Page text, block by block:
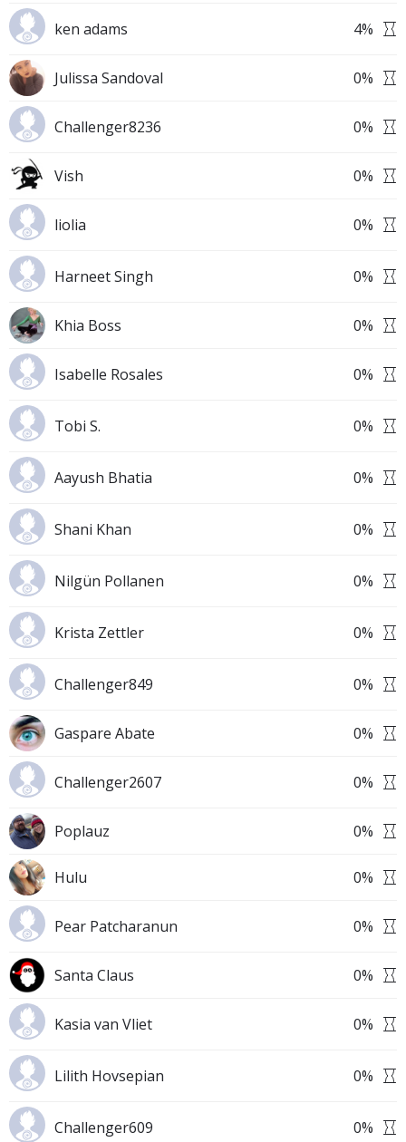
ken adams 4%
Julissa Sandoval 0%
Challenger8236 0%
Vish 0%
liolia 0%
Harneet Singh 0%
Khia Boss 0%
Isabelle Rosales 0%
Tobi S. 0%
Aayush Bhatia 0%
Shani Khan 0%
Nilgün Pollanen 0%
Krista Zettler 0%
Challenger849 0%
Gaspare Abate 0%
Challenger2607 0%
Poplauz 0%
Hulu 0%
Pear Patcharanun 0%
Santa Claus 0%
Kasia van Vliet 0%
Lilith Hovsepian 0%
Challenger609 0%